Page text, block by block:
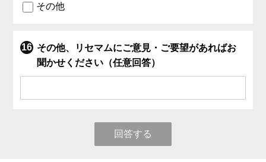
その他
その他、リセマムにご意見・ご要望があればお
聞かせください（任意回答）
回答する